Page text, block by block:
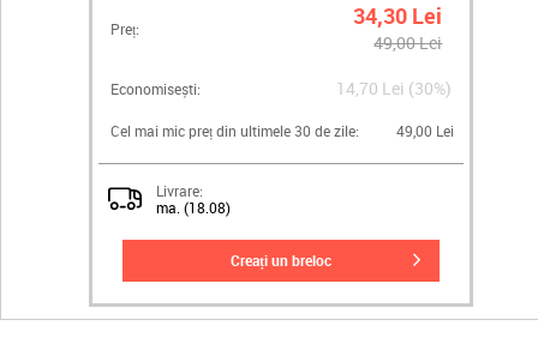
Preț: 34,30 Lei
49,00 Lei
Economisești: 14,70 Lei (30%)
Cel mai mic preț din ultimele 30 de zile: 49,00 Lei
Livrare:
ma. (18.08)
creați un breloc